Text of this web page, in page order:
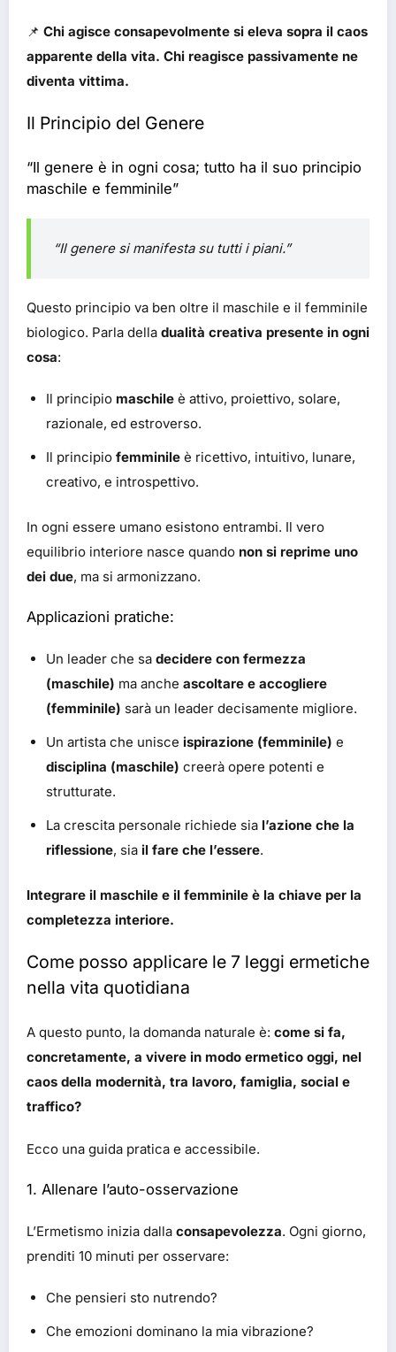
📌 Chi agisce consapevolmente si eleva sopra il caos
apparente della vita. Chi reagisce passivamente ne
diventa vittima.
Il Principio del Genere
“Il genere è in ogni cosa; tutto ha il suo principio
maschile e femminile”
“Il genere si manifesta su tutti i piani.”
Questo principio va ben oltre il maschile e il femminile
biologico. Parla della dualità creativa presente in ogni
cosa:
Il principio maschile è attivo, proiettivo, solare,
razionale, ed estroverso.
Il principio femminile è ricettivo, intuitivo, lunare,
creativo, e introspettivo.
In ogni essere umano esistono entrambi. Il vero
equilibrio interiore nasce quando non si reprime uno
dei due, ma si armonizzano.
Applicazioni pratiche:
Un leader che sa decidere con fermezza
(maschile) ma anche ascoltare e accogliere
(femminile) sarà un leader decisamente migliore.
Un artista che unisce ispirazione (femminile) e
disciplina (maschile) creerà opere potenti e
strutturate.
La crescita personale richiede sia l’azione che la
riflessione, sia il fare che l’essere.
Integrare il maschile e il femminile è la chiave per la
completezza interiore.
Come posso applicare le 7 leggi ermetiche
nella vita quotidiana
A questo punto, la domanda naturale è: come si fa,
concretamente, a vivere in modo ermetico oggi, nel
caos della modernità, tra lavoro, famiglia, social e
traffico?
Ecco una guida pratica e accessibile.
1. Allenare l’auto-osservazione
L’Ermetismo inizia dalla consapevolezza. Ogni giorno,
prenditi 10 minuti per osservare:
Che pensieri sto nutrendo?
Che emozioni dominano la mia vibrazione?